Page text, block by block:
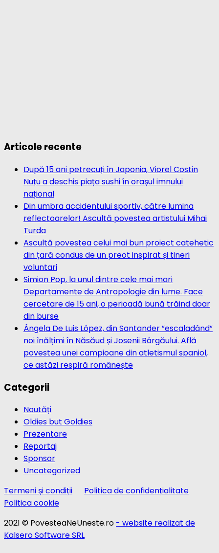
Articole recente
După 15 ani petrecuți în Japonia, Viorel Costin
Nuțu a deschis piața sushi în orașul imnului
național
Din umbra accidentului sportiv, către lumina
reflectoarelor! Ascultă povestea artistului Mihai
Turda
Ascultă povestea celui mai bun proiect catehetic
din țară condus de un preot inspirat și tineri
voluntari
Simion Pop, la unul dintre cele mai mari
Departamente de Antropologie din lume. Face
cercetare de 15 ani, o perioadă bună trăind doar
din burse
Ángela De Luis López, din Santander ”escaladând”
noi înălțimi în Năsăud și Josenii Bârgăului. Află
povestea unei campioane din atletismul spaniol,
ce astăzi respiră românește
Categorii
Noutăți
Oldies but Goldies
Prezentare
Reportaj
Sponsor
Uncategorized
Termeni și condiții
Politica de confidențialitate
Politica cookie
2021 © PovesteaNeUneste.ro - website realizat de
Kalsero Software SRL